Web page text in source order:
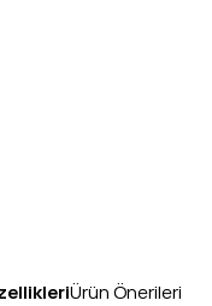
Ürün Önerileri